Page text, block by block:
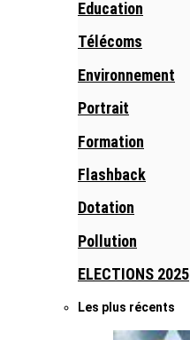
Education
Télécoms
Environnement
Portrait
Formation
Flashback
Dotation
Pollution
ELECTIONS 2025
Les plus récents